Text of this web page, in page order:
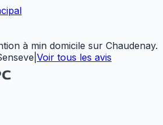
à min domicile sur Chaudenay.
Voir tous les avis